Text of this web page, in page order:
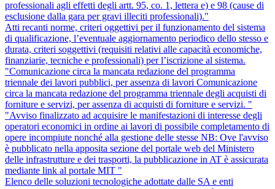
professionali agli effetti degli artt. 95, co. 1, lettera e) e 98 (cause di
esclusione dalla gara per gravi illeciti professionali)."
Atti recanti norme, criteri oggettivi per il funzionamento del sistema
di qualificazione, l’eventuale aggiornamento periodico dello stesso e
durata, criteri soggettivi (requisiti relativi alle capacità economiche,
finanziarie, tecniche e professionali) per l’iscrizione al sistema.
"Comunicazione circa la mancata redazione del programma
triennale dei lavori pubblici, per assenza di lavori Comunicazione
circa la mancata redazione del programma triennale degli acquisti di
forniture e servizi, per assenza di acquisti di forniture e servizi. "
"Avviso finalizzato ad acquisire le manifestazioni di interesse degli
operatori economici in ordine ai lavori di possibile completamento di
opere incompiute nonché alla gestione delle stesse NB: Ove l'avviso
è pubblicato nella apposita sezione del portale web del Ministero
delle infrastrutture e dei trasporti, la pubblicazione in AT è assicurata
mediante link al portale MIT "
Elenco delle soluzioni tecnologiche adottate dalle SA e enti